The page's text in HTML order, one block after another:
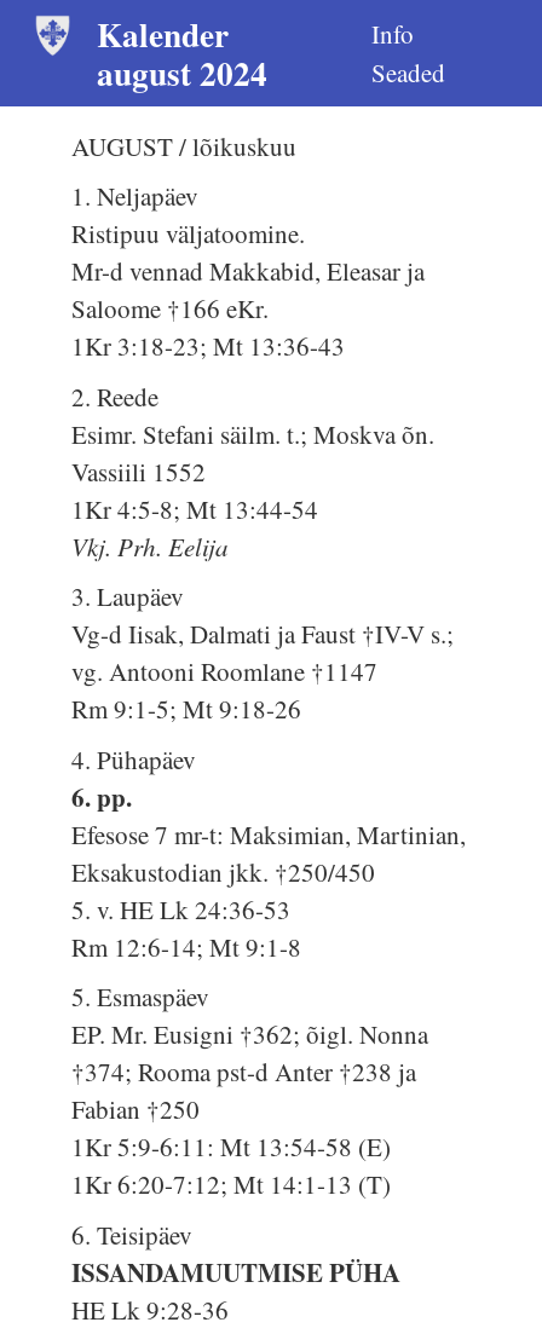
Kalender
august 2024
Info
Seaded
AUGUST / lõikuskuu
1. Neljapäev
Ristipuu väljatoomine.
Mr-d vennad Makkabid, Eleasar ja
Saloome †166 eKr.
1Kr 3:18-23; Mt 13:36-43
2. Reede
Esimr. Stefani säilm. t.; Moskva õn.
Vassiili 1552
1Kr 4:5-8; Mt 13:44-54
Vkj. Prh. Eelija
3. Laupäev
Vg-d Iisak, Dalmati ja Faust †IV-V s.;
vg. Antooni Roomlane †1147
Rm 9:1-5; Mt 9:18-26
4. Pühapäev
6. pp.
Efesose 7 mr-t: Maksimian, Martinian,
Eksakustodian jkk. †250/450
5. v. HE Lk 24:36-53
Rm 12:6-14; Mt 9:1-8
5. Esmaspäev
EP. Mr. Eusigni †362; õigl. Nonna
†374; Rooma pst-d Anter †238 ja
Fabian †250
1Kr 5:9-6:11: Mt 13:54-58 (E)
1Kr 6:20-7:12; Mt 14:1-13 (T)
6. Teisipäev
ISSANDAMUUTMISE PÜHA
HE Lk 9:28-36